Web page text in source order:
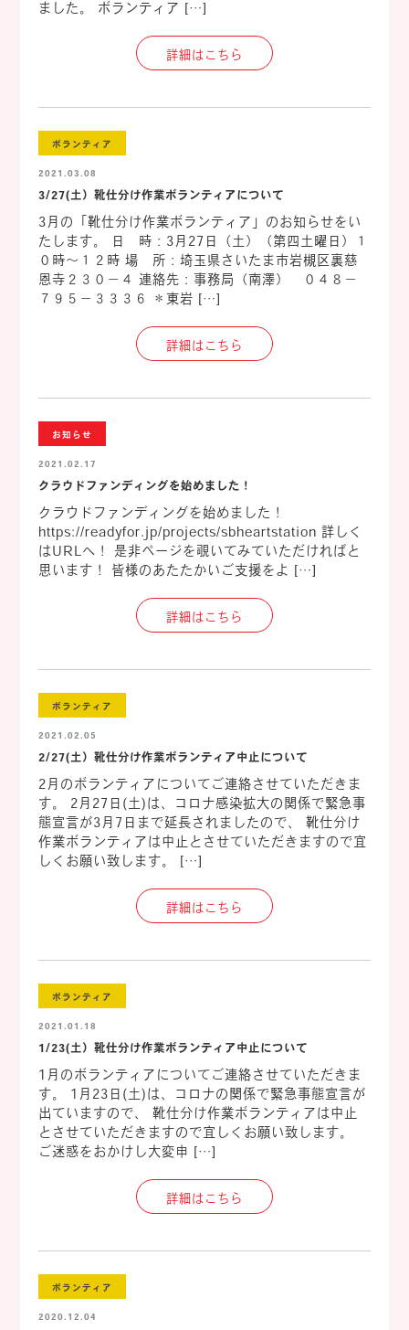
ました。 ボランティア […]
詳細はこちら
ボランティア
2021.03.08
3/27(土）靴仕分け作業ボランティアについて
3月の「靴仕分け作業ボランティア」のお知らせをい
たします。 日 時：3月27日（土）（第四土曜日）１
０時～１２時 場 所：埼玉県さいたま市岩槻区裏慈
恩寺２３０－４ 連絡先：事務局（南澤） ０４８－
７９５－３３３６ ＊東岩 […]
詳細はこちら
お知らせ
2021.02.17
クラウドファンディングを始めました！
クラウドファンディングを始めました！
https://readyfor.jp/projects/sbheartstation 詳しく
はURLへ！ 是非ページを覗いてみていただければと
思います！ 皆様のあたたかいご支援をよ […]
詳細はこちら
ボランティア
2021.02.05
2/27(土）靴仕分け作業ボランティア中止について
2月のボランティアについてご連絡させていただきま
す。 2月27日(土)は、コロナ感染拡大の関係で緊急事
態宣言が3月7日まで延長されましたので、 靴仕分け
作業ボランティアは中止とさせていただきますので宜
しくお願い致します。 […]
詳細はこちら
ボランティア
2021.01.18
1/23(土）靴仕分け作業ボランティア中止について
1月のボランティアについてご連絡させていただきま
す。 1月23日(土)は、コロナの関係で緊急事態宣言が
出ていますので、 靴仕分け作業ボランティアは中止
とさせていただきますので宜しくお願い致します。
ご迷惑をおかけし大変申 […]
詳細はこちら
ボランティア
2020.12.04